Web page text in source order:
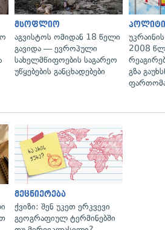
მსოფლიო
აგვისტოს ომიდან 18 წელი
გავიდა — ევროპული
სახელმწიფოების საგარეო
უწყებების განცხადებები
2008
გზა
მეცნიერება
ქვიზი: შენ უკეთ ერკვევი
გეოგრაფიულ ტერმინებში